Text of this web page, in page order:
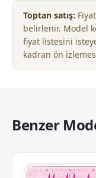
Toptan satış:
belirlenir. Model
fiyat listesini
kadran ön
Benzer